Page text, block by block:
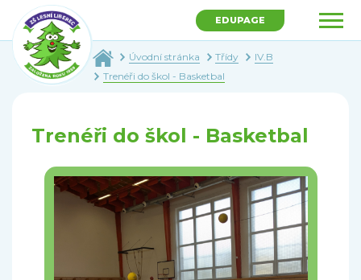
EDUPAGE
Úvodní stránka Třídy
IV.B
Trenéři do škol - Basketbal
Trenéři do škol - Basketbal